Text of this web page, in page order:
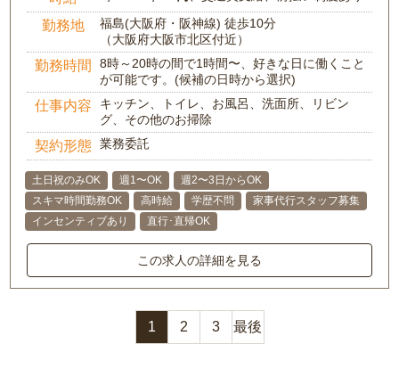
勤務地
福島(大阪府・阪神線) 徒歩10分
（大阪府大阪市北区付近）
勤務時間
8時～20時の間で1時間〜、好きな日に働くこと
が可能です。(候補の日時から選択)
仕事内容
キッチン、トイレ、お風呂、洗面所、リビン
グ、その他のお掃除
契約形態 業務委託
土日祝のみOK 週1〜OK
週2〜3日からOK
スキマ時間勤務OK
高時給 学歴不問
家事代行スタッフ募集
インセンティブあり
直行･直帰OK
この求人の詳細を見る
1 2 3 最後